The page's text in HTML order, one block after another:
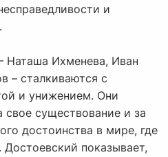
и
Наташа Ихменева, Иван
– сталкиваются с
и унижением. Они
существование и за
достоинства в мире, где
Достоевский показывает,